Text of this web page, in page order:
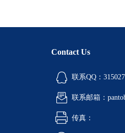
Contact Us
联系QQ：
联系邮箱：
传真：